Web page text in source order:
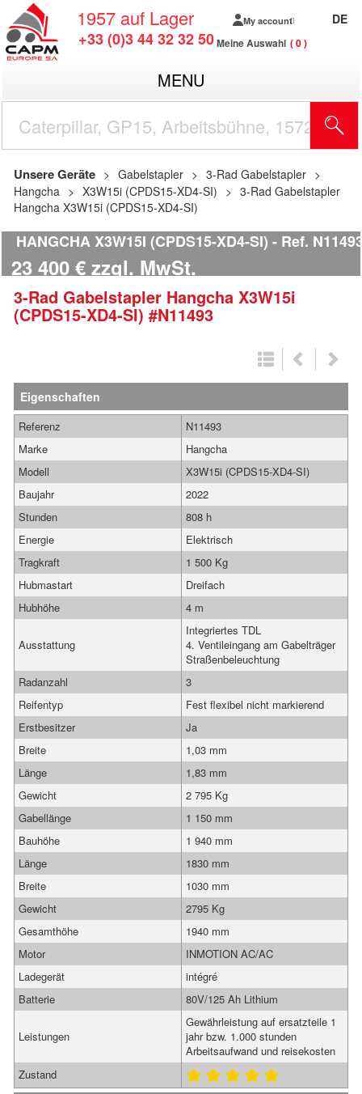
1957 auf Lager
+33 (0)3 44 32 32 50
My account
Meine Auswahl 0
DE
MENU
Unsere Geräte Gabelstapler
3-Rad Gabelstapler
Hangcha
X3W15i (CPDS15-XD4-SI)
3-Rad Gabelstapler
Hangcha X3W15i (CPDS15-XD4-SI)
HANGCHA X3W15I (CPDS15-XD4-SI) Ref.
23 400 € zzgl. MwSt.
3-Rad Gabelstapler Hangcha X3W15i
(CPDS15-XD4-SI) #N11493
Eigenschaften
Referenz
N11493
Marke
Hangcha
Modell
X3W15i (CPDS15-XD4-SI)
Baujahr
2022
Stunden
808 h
Energie
Elektrisch
Tragkraft
1 500 Kg
Hubmastart
Dreifach
Hubhöhe
4 m
Ausstattung
Integriertes TDL
4. Ventileingang am Gabelträger
Straßenbeleuchtung
Radanzahl
3
Reifentyp
Fest flexibel nicht markierend
Erstbesitzer
Ja
Breite
1,03 mm
Länge
1,83 mm
Gewicht
2 795 Kg
Gabellänge
1 150 mm
Bauhöhe
1 940 mm
Länge
1830 mm
Breite
1030 mm
Gewicht
2795 Kg
Gesamthöhe
1940 mm
Motor
INMOTION AC/AC
Ladegerät
intégré
Batterie
80V/125 Ah Lithium
Leistungen
Gewährleistung auf ersatzteile 1
jahr bzw. 1.000 stunden
Arbeitsaufwand und reisekosten
Zustand